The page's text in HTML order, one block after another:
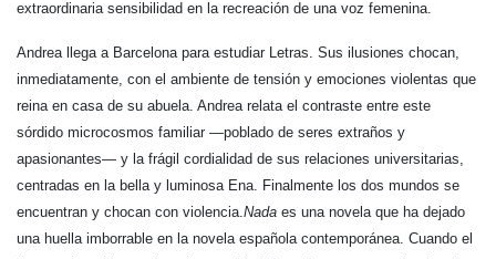
extraordinaria sensibilidad en la recreación de una voz femenina.
Andrea llega a Barcelona para estudiar Letras. Sus ilusiones chocan,
inmediatamente, con el ambiente de tensión y emociones violentas que
reina en casa de su abuela. Andrea relata el contraste entre este
sórdido microcosmos familiar —poblado de seres extraños y
apasionantes— y la frágil cordialidad de sus relaciones universitarias,
centradas en la bella y luminosa Ena. Finalmente los dos mundos se
encuentran y chocan con violencia.Nada es una novela que ha dejado
una huella imborrable en la novela española contemporánea. Cuando el